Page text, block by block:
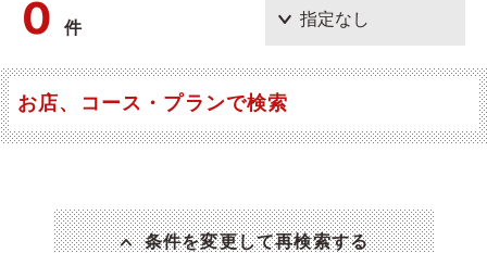
0件
お店、コース・プランで検索
条件を変更して再検索する